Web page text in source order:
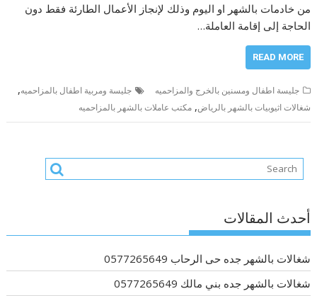
من خادمات بالشهر او اليوم وذلك لإنجاز الأعمال الطارئة فقط دون
الحاجة إلى إقامة العاملة…
READ MORE
جليسة اطفال ومسنين بالخرج والمزاحميه جليسة ومربية اطفال بالمزاحميه,
شغالات اثيوبيات بالشهر بالرياض,مكتب عاملات بالشهر بالمزاحميه
أحدث المقالات
شغالات بالشهر جده حى الرحاب 0577265649
شغالات بالشهر جده بني مالك 0577265649